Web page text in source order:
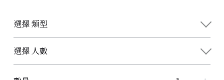
選擇 類型
選擇 人數